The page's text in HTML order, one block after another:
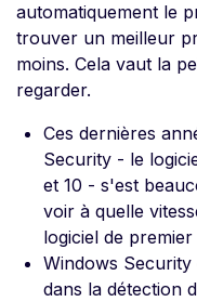
automatiquement le
trouver un meilleur
moins. Cela vaut la
regarder.
Ces dernières
Security - le
et 10 - s'est
voir à quelle
logiciel de
Windows
dans la détection